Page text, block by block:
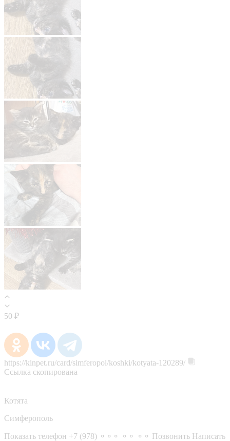
50 ₽
https://kinpet.ru/card/simferopol/koshki/kotyata-120289/
Ссылка скопирована
Котята
Симферополь
Показать телефон +7 (978) ⚬⚬⚬ ⚬⚬ ⚬⚬ Позвонить Написать